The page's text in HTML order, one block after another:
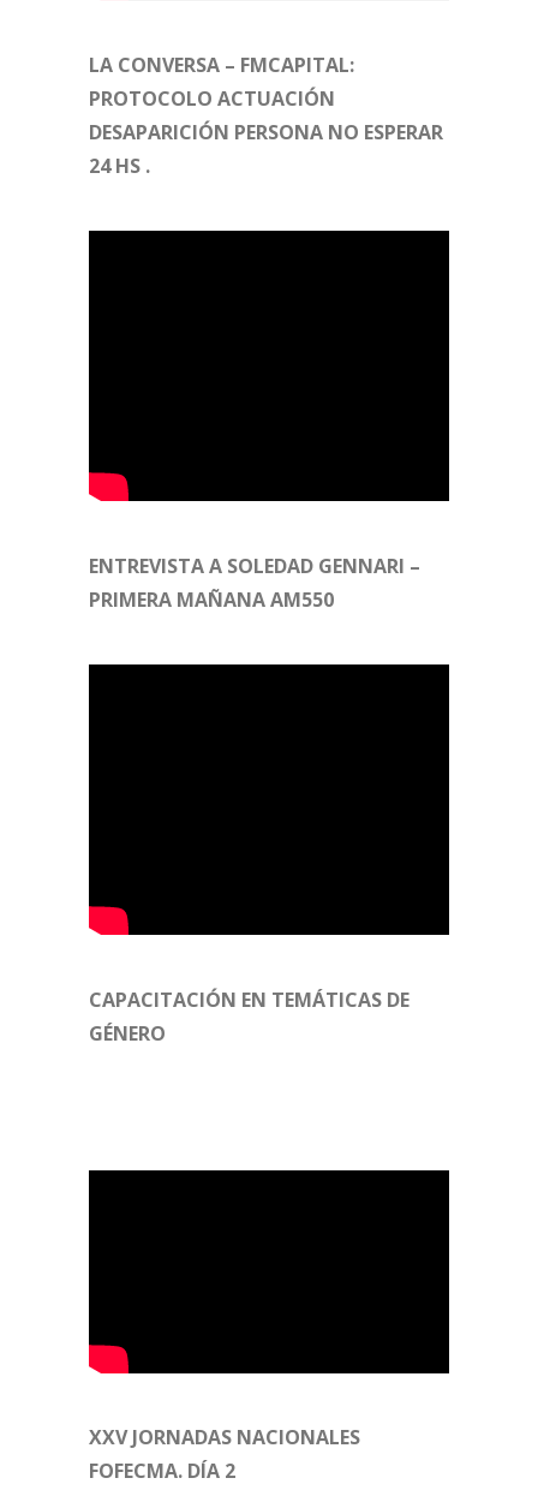
LA CONVERSA – FMCAPITAL:
PROTOCOLO ACTUACIÓN
DESAPARICIÓN PERSONA NO ESPERAR
24 HS .
ENTREVISTA A SOLEDAD GENNARI –
PRIMERA MAÑANA AM550
CAPACITACIÓN EN TEMÁTICAS DE
GÉNERO
XXV JORNADAS NACIONALES
FOFECMA. DÍA 2